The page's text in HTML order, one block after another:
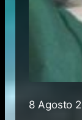
8 Agosto